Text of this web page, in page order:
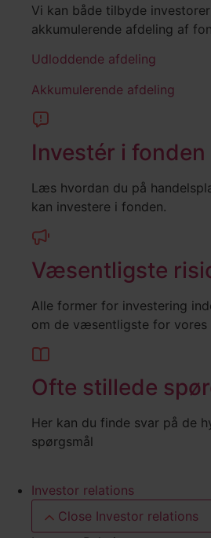
Vi kan både tilbyde
akkumulerende afdeling af
Udloddende afdeling
Akkumulerende afdeling
Investér i fonden
Læs hvordan du på
kan investere i fonden.
Væsentligste
Alle former for investering
om de væsentligste for vores
Ofte stillede
Her kan du finde svar på de
spørgsmål
Investor relations
Close Investor relations